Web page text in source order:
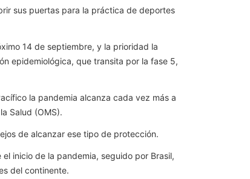
sus puertas para la práctica de deportes
14 de septiembre, y la prioridad la
epidemiológica, que transita por la fase 5,
la pandemia alcanza cada vez más a
Salud (OMS).
de alcanzar ese tipo de protección.
inicio de la pandemia, seguido por Brasil,
del continente.